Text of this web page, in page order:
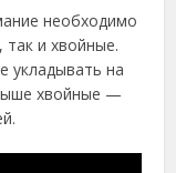
необходимо
так и хвойные.
укладывать на
хвойные —